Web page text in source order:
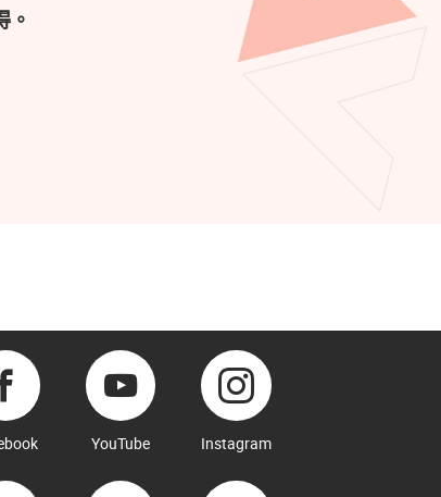
。
YouTube Instagram